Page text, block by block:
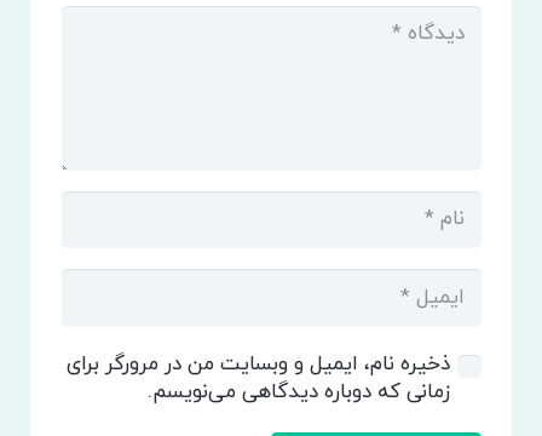
ذخیره نام، ایمیل و وبسایت من در مرورگر برای
زمانی که دوباره دیدگاهی می‌نویسم.